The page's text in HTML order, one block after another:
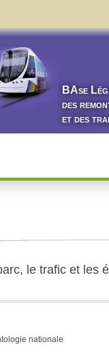
BAse L
des
et des
le trafic et les
nationale